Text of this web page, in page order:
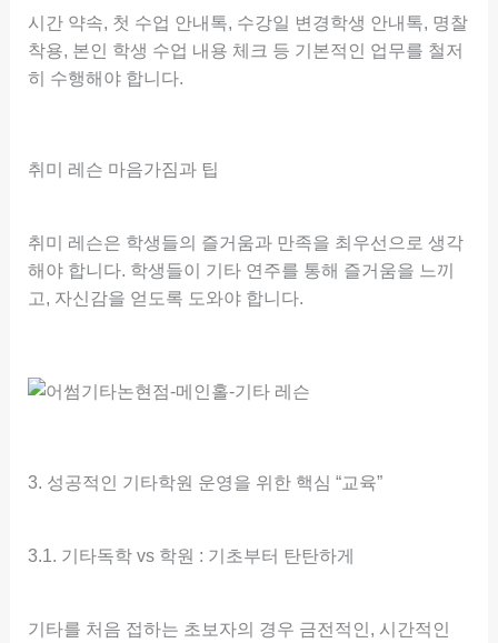
시간 약속, 첫 수업 안내톡, 수강일 변경학생 안내톡, 명찰
착용, 본인 학생 수업 내용 체크 등 기본적인 업무를 철저
히 수행해야 합니다.
취미 레슨 마음가짐과 팁
취미 레슨은 학생들의 즐거움과 만족을 최우선으로 생각
해야 합니다. 학생들이 기타 연주를 통해 즐거움을 느끼
고, 자신감을 얻도록 도와야 합니다.
3. 성공적인 기타학원 운영을 위한 핵심 “교육”
3.1. 기타독학 vs 학원 : 기초부터 탄탄하게
기타를 처음 접하는 초보자의 경우 금전적인, 시간적인